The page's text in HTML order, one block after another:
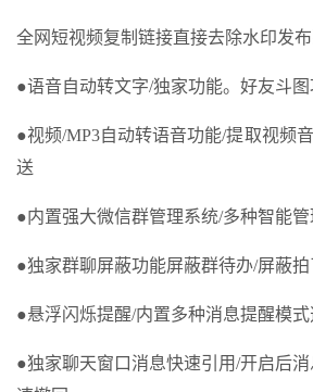
全网短视频复制链接直接去除水印发
●语音自动转文字/独家功能。好友斗
●视频/MP3自动转语音功能/提取视频
送
●内置强大微信群管理系统/多种智能
●独家群聊屏蔽功能屏蔽群待办/屏蔽
●悬浮闪烁提醒/内置多种消息提醒模
●独家聊天窗口消息快速引用/开启后